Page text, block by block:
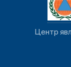
Центр